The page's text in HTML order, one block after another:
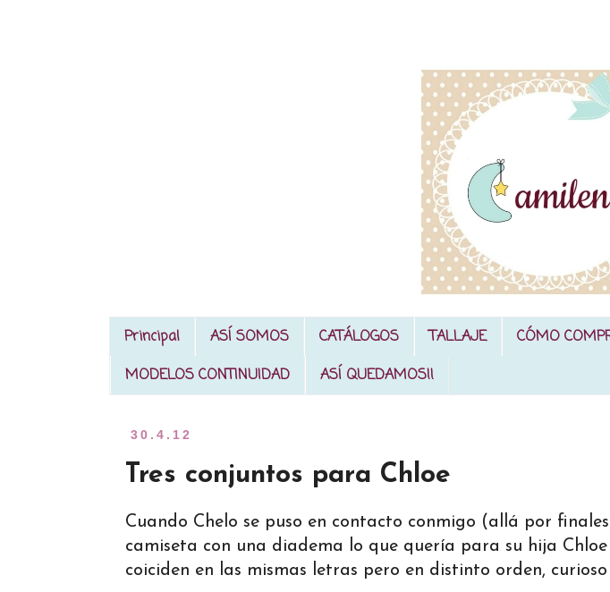
Principal ASÍ SOMOS CATÁLOGOS TALLAJE CÓMO
MODELOS CONTINUIDAD
ASÍ QUEDAMOS!!
30.4.12
Tres conjuntos para Chloe
Cuando Chelo se puso en contacto conmigo (allá por
camiseta con una diadema lo que quería para su hija
coiciden en las mismas letras pero en distinto orden,